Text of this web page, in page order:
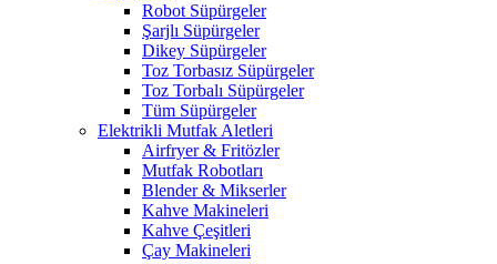
Robot Süpürgeler
Şarjlı Süpürgeler
Dikey Süpürgeler
Toz Torbasız Süpürgeler
Toz Torbalı Süpürgeler
Tüm Süpürgeler
Elektrikli Mutfak Aletleri
Airfryer & Fritözler
Mutfak Robotları
Blender & Mikserler
Kahve Makineleri
Kahve Çeşitleri
Çay Makineleri